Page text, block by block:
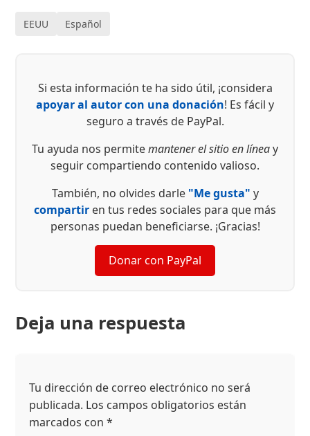
EEUU Español
Si esta información te ha sido útil, ¡considera
apoyar al autor con una donación! Es fácil y
seguro a través de PayPal.
Tu ayuda nos permitemantener el sitio en líneay
seguir compartiendo contenido valioso.
También, no olvides darle "Me gusta" y
compartir en tus redes sociales para que más
personas puedan beneficiarse. ¡Gracias!
Donar con PayPal
Deja una respuesta
Tu dirección de correo electrónico no será
publicada. Los campos obligatorios están
marcados con*